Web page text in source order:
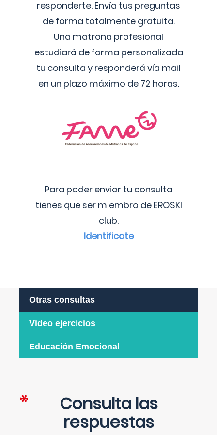
responderte. Envía tus preguntas
de forma totalmente gratuita.
Una matrona profesional
estudiará de forma personalizada
tu consulta y responderá vía mail
en un plazo máximo de 72 horas.
Para poder enviar tu consulta
tienes que ser miembro de EROSKI
club.
Identificate
Otras consultas
Video ejercicios
Educación Emocional
Consulta las
respuestas